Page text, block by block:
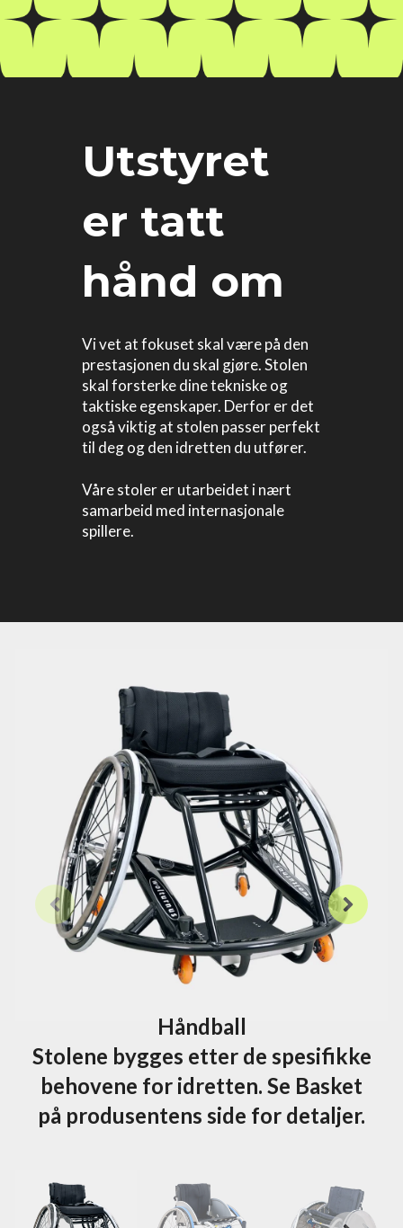
Utstyret
er tatt
hånd om
Vi vet at fokuset skal være på den
prestasjonen du skal gjøre. Stolen
skal forsterke dine tekniske og
taktiske egenskaper. Derfor er det
også viktig at stolen passer perfekt
til deg og den idretten du utfører.
Våre stoler er utarbeidet i nært
samarbeid med internasjonale
spillere.
Håndball
Stolene bygges etter de spesifikke
behovene for idretten. Se Basket
på produsentens side for detaljer.